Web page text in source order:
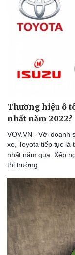
Thương hiệu ô
nhất năm 2022?
VOV.VN - Với doanh
xe, Toyota tiếp tục là
nhất năm qua. Xếp
thị trường.